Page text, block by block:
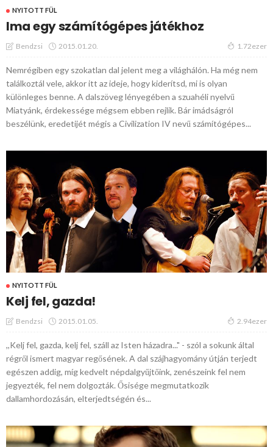
NYITOTT FÜL
Ima egy számítógépes játékhoz
Bendzsi 2015.01.20. 1.72ezer
Nemrégiben egy szokatlan dal jelent meg a világhálón. Ha még nem
találkoztál vele, akkor itt az ideje, hogy kiderítsd, mi is olyan
különleges benne. A dalszöveg lényegében a szuahéli nyelvű
Miatyánk, érdekessége mégsem ebben rejlik. Bár imádságról
beszélünk, eredetijét mégis a Civilization IV nevű számítógépes...
NYITOTT FÜL
Kelj fel, gazda!
Bendzsi 2015.01.05. 2.94ezer
,,Kelj fel, gazda, kelj fel, száll az Isten házadra..." - szól a sokunk által
régről ismert magyar regősének. A dal szájhagyomány útján terjedt
egészen addig, míg kedvelt népdalgyűjtőink, zenészeink fel nem
jegyezték, fel nem dolgozták. Ősisége megmutatkozik
dallamhordozásán, elterjedtségén és...